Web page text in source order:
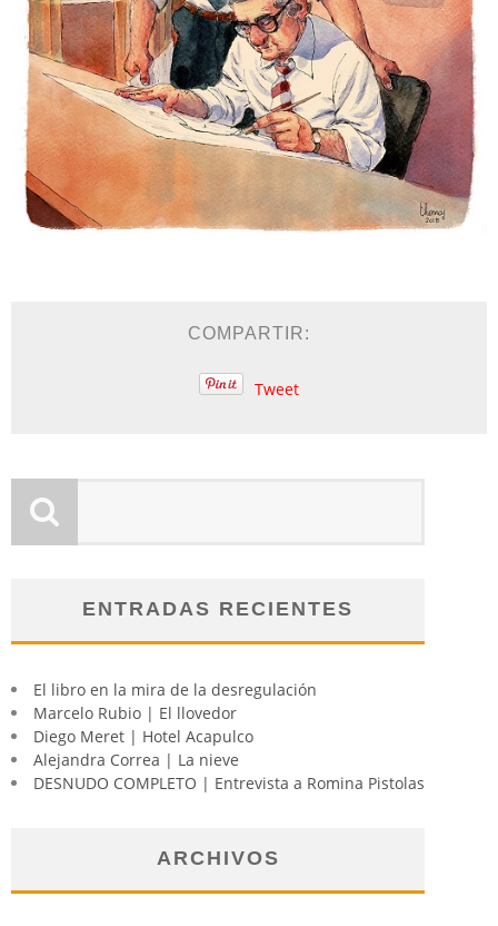
COMPARTIR:
Tweet
ENTRADAS RECIENTES
El libro en la mira de la desregulación
Marcelo Rubio | El llovedor
Diego Meret | Hotel Acapulco
Alejandra Correa | La nieve
DESNUDO COMPLETO | Entrevista a Romina Pistolas
ARCHIVOS